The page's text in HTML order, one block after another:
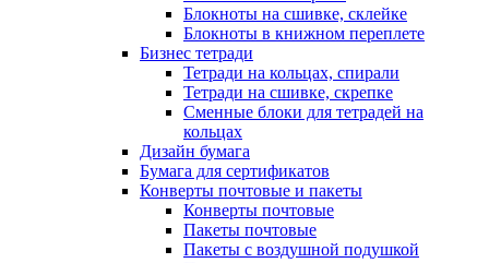
Блокноты на сшивке, склейке
Блокноты в книжном переплете
Бизнес тетради
Тетради на кольцах, спирали
Тетради на сшивке, скрепке
Сменные блоки для тетрадей на
кольцах
Дизайн бумага
Бумага для сертификатов
Конверты почтовые и пакеты
Конверты почтовые
Пакеты почтовые
Пакеты с воздушной подушкой